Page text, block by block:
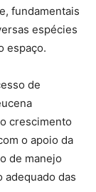
fundamentais
espécies
espaço.
de
crescimento
o apoio da
de manejo
adequado das